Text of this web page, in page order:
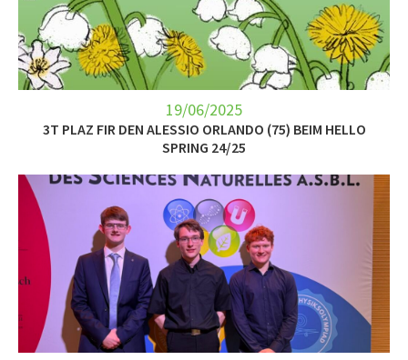
19/06/2025
3T PLAZ FIR DEN ALESSIO ORLANDO (75) BEIM HELLO
SPRING 24/25